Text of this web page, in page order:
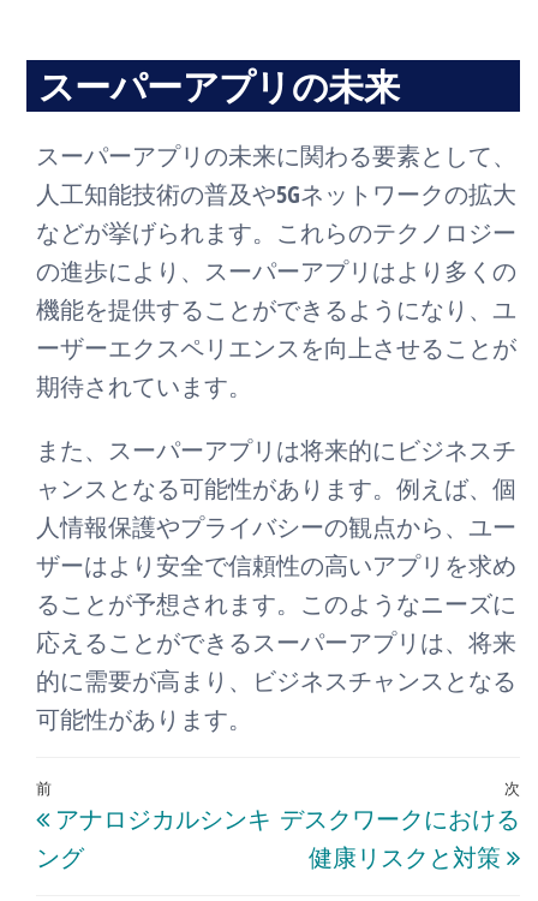
スーパーアプリの未来
スーパーアプリの未来に関わる要素として、
人工知能技術の普及や5Gネットワークの拡大
などが挙げられます。これらのテクノロジー
の進歩により、スーパーアプリはより多くの
機能を提供することができるようになり、ユ
ーザーエクスペリエンスを向上させることが
期待されています。
また、スーパーアプリは将来的にビジネスチ
ャンスとなる可能性があります。例えば、個
人情報保護やプライバシーの観点から、ユー
ザーはより安全で信頼性の高いアプリを求め
ることが予想されます。このようなニーズに
応えることができるスーパーアプリは、将来
的に需要が高まり、ビジネスチャンスとなる
可能性があります。
投
稿
ナ
過
去
の
前
アナロジカルシンキ
ング
次
デスクワークにおける
健康リスクと対策